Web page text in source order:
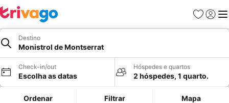
Favoritos
Iniciar
Destino
Monistrol de Montserrat
Check-in/out
Escolha as datas
Hóspedes e quartos
2 hóspedes, 1 quarto.
Ordenar Filtrar Mapa